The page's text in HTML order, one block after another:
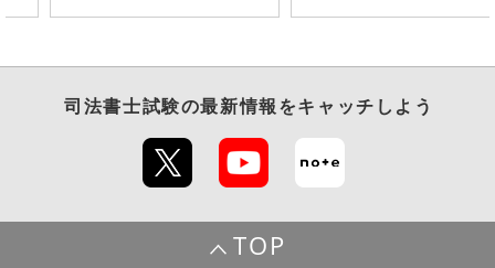
司法書士試験の最新情報をキャッチしよう
TOP